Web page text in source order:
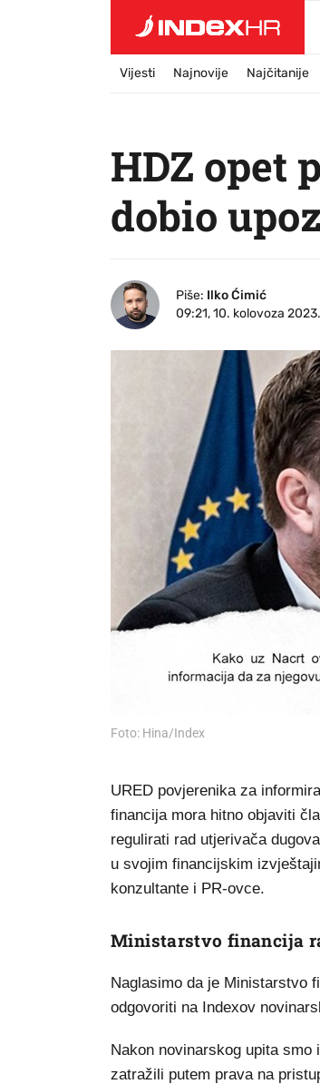
Vijesti Najnovije Najčitanije
HDZ opet
dobio
Piše: Ilko Ćimić
09:21, 10. kolovoza 2023.
Foto: Hina/Index
URED povjerenika za
financija mora hitno objaviti
regulirati rad utjerivača
u svojim financijskim
konzultante i PR-ovce.
Ministarstvo financija
Naglasimo da je Ministarstvo
odgovoriti na Indexov
Nakon novinarskog upita
zatražili putem prava na